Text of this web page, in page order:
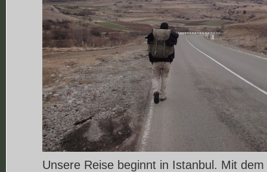
Unsere Reise beginnt in Istanbul. Mit